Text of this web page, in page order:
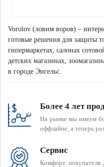
Vorolov (ловим воров) –
готовые решения для защиты
гипермаркетах, салонах
детских магазинах,
в городе Энгельс.
Более 4 лет
На рынке мы имеем
оффлайне, а теперь
Сервис
Комфорт покупателя